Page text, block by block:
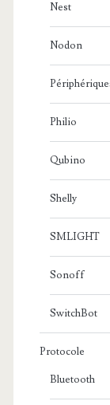
Nest
Nodon
Philio
Qubino
Shelly
SMLIGHT
Sonoff
SwitchBot
Protocole
Bluetooth